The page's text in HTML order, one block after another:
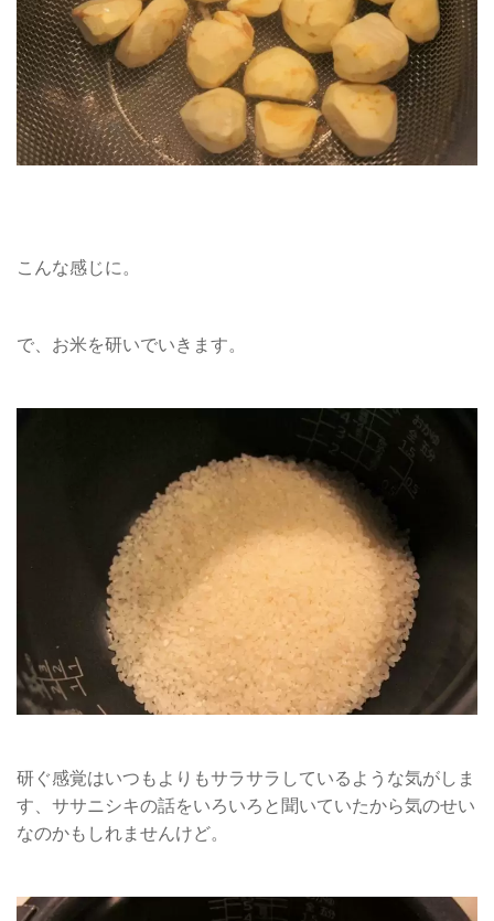
こんな感じに。
で、お米を研いでいきます。
研ぐ感覚はいつもよりもサラサラしているような気がしま
す、ササニシキの話をいろいろと聞いていたから気のせい
なのかもしれませんけど。